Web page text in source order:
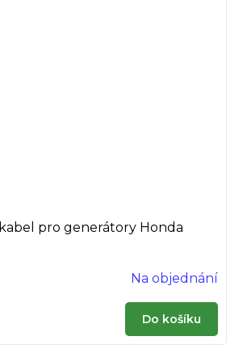
pro generátory Honda
Na objednání
Do košíku